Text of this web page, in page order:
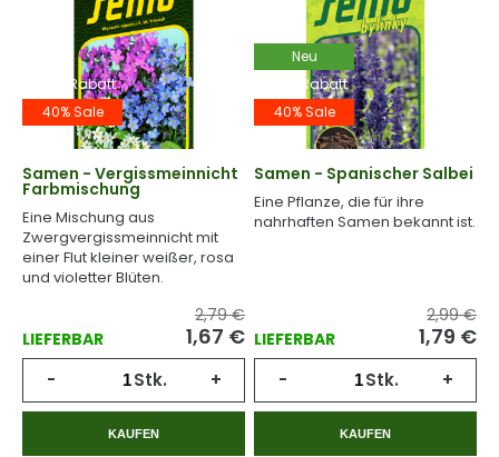
-40% Rabatt
40% Sale
Samen - Vergissmeinnicht
Farbmischung
Eine Mischung aus
Zwergvergissmeinnicht mit
einer Flut kleiner weißer, rosa
und violetter Blüten.
LIEFERBAR
2,79 €
1,67 €
- Stk. +
KAUFEN
Neu
-40% Rabatt
40% Sale
Samen - Spanischer Salbei
Eine Pflanze, die für ihre
nahrhaften Samen bekannt ist.
LIEFERBAR
2,99 €
1,79 €
- Stk. +
KAUFEN